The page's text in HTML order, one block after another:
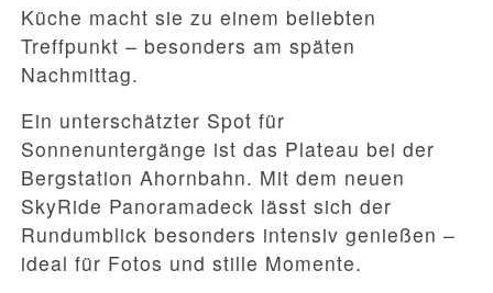
Küche macht sie zu einem beliebten
Treffpunkt – besonders am späten
Nachmittag.
Ein unterschätzter Spot für
Sonnenuntergänge ist das Plateau bei der
Bergstation Ahornbahn. Mit dem neuen
SkyRide Panoramadeck lässt sich der
Rundumblick besonders intensiv genießen –
ideal für Fotos und stille Momente.